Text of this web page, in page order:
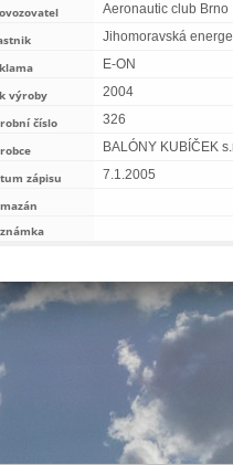
Aeronautic club Brno
Jihomoravská
E-ON
výroby
2004
číslo
326
BALÓNY KUBÍČEK
zápisu
7.1.2005